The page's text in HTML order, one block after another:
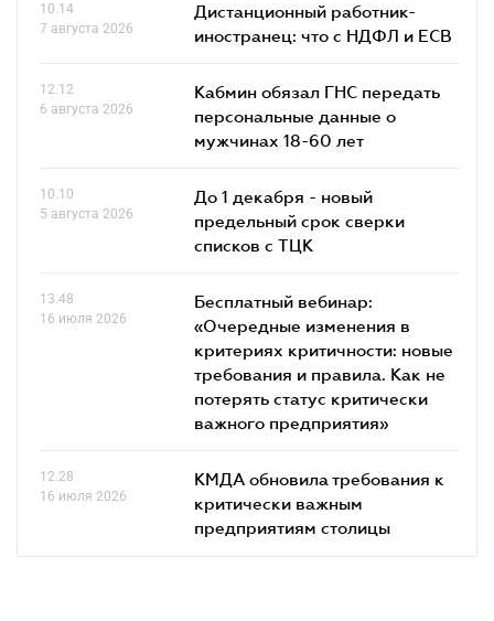
10.14
7 августа 2026
Дистанционный работник-
иностранец: что с НДФЛ и ЕСВ
12.12
6 августа 2026
Кабмин обязал ГНС передать
персональные данные о
мужчинах 18-60 лет
10.10
5 августа 2026
До 1 декабря - новый
предельный срок сверки
списков c ТЦК
13.48
16 июля 2026
Бесплатный вебинар:
«Очередные изменения в
критериях критичности: новые
требования и правила. Как не
потерять статус критически
важного предприятия»
12.28
16 июля 2026
КМДА обновила требования к
критически важным
предприятиям столицы